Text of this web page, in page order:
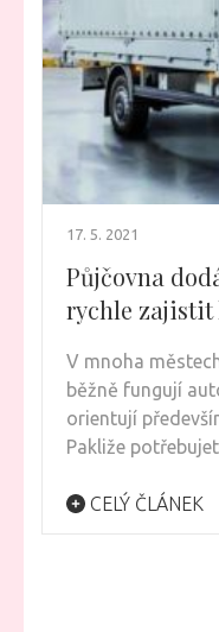
17. 5. 2021
Půjčovna
rychle zajistit
V mnoha
běžně fungují
orientují
Pakliže
CELÝ ČLÁNEK